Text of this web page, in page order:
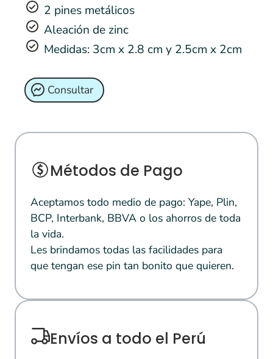
2 pines metálicos
Aleación de zinc
Medidas: 3cm x 2.8 cm y 2.5cm x 2cm
Consultar
Métodos de Pago
Aceptamos todo medio de pago: Yape, Plin,
BCP, Interbank, BBVA o los ahorros de toda
la vida.
Les brindamos todas las facilidades para
que tengan ese pin tan bonito que quieren.
Envíos a todo el Perú